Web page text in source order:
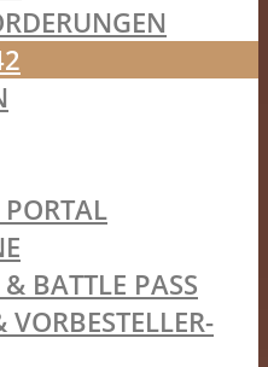
BATTLE PASS